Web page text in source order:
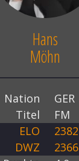
Hans
Möhn
Nation
GER
Titel
FM
ELO
2382
DWZ
2366